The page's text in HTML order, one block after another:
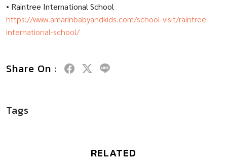
• Raintree International School
https://www.amarinbabyandkids.com/school-visit/raintree-
international-school/
Share On :
Tags
RELATED